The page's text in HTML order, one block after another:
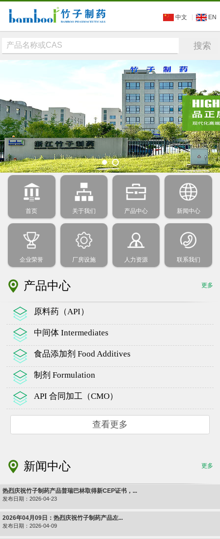
中文 EN
首页 关于我们 产品中心 新闻中心
企业荣誉 厂房设施 人力资源 联系我们
产品中心 更多
原料药（API）
中间体 Intermediates
食品添加剂 Food Additives
制剂 Formulation
API 合同加工（CMO）
查看更多
新闻中心 更多
热烈庆祝竹子制药产品普瑞巴林取得新CEP证书，...
发布日期：2026-04-23
2026年04月09日：热烈庆祝竹子制药产品左...
发布日期：2026-04-09